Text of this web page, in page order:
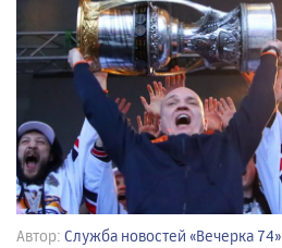
Автор: Служба новостей «Вечерка 74»